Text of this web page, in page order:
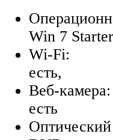
Win 7 Starter
Wi-Fi:
есть,
Веб-камера:
есть